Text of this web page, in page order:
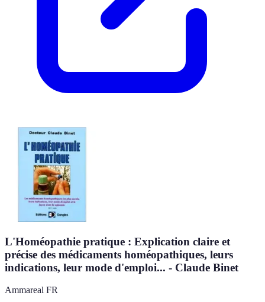
L'Homéopathie pratique : Explication claire et
précise des médicaments homéopathiques, leurs
indications, leur mode d'emploi... - Claude Binet
Ammareal FR